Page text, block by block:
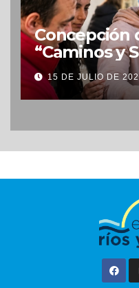
Concepción
“Caminos y
15 DE JULIO DE